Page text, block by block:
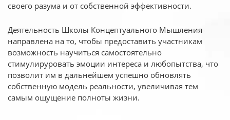
своего разума и от собственной эффективности.
Деятельность Школы Концептуального Мышления
направлена на то, чтобы предоставить участникам
возможность научиться самостоятельно
стимулируровать эмоции интереса и любопытства, что
позволит им в дальнейшем успешно обновлять
собственную модель реальности, увеличивая тем
самым ощущение полноты жизни.